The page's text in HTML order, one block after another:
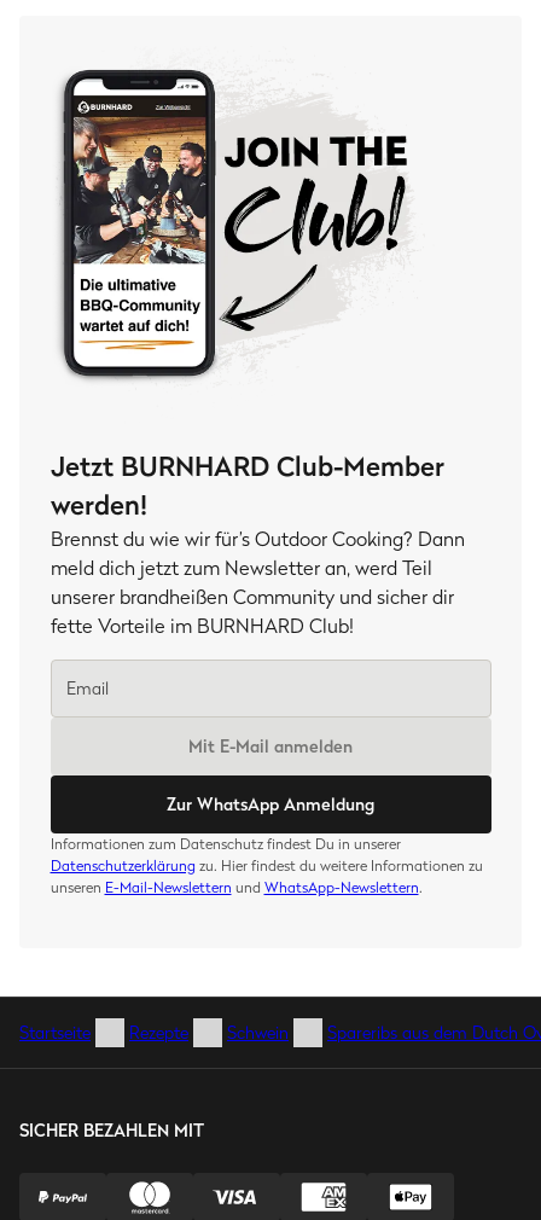
Jetzt BURNHARD Club-Member
werden!
Brennst du wie wir für’s Outdoor Cooking? Dann
meld dich jetzt zum Newsletter an, werd Teil
unserer brandheißen Community und sicher dir
fette Vorteile im BURNHARD Club!
Mit E-Mail anmelden
Zur WhatsApp Anmeldung
Informationen zum Datenschutz findest Du in unserer
Datenschutzerklärung zu. Hier findest du weitere Informationen zu
unseren E-Mail-Newslettern und WhatsApp-Newslettern.
Startseite Rezepte Schwein Spareribs aus dem Dutch
SICHER BEZAHLEN MIT